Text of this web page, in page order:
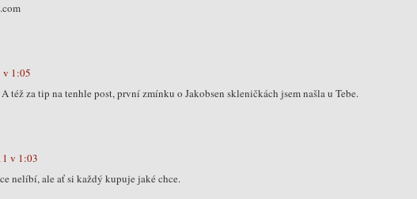
v 1:05
též za tip na tenhle post, první zmínku o Jakobsen skleničkách jsem našla u Tebe.
v 1:03
nelíbí, ale ať si každý kupuje jaké chce.